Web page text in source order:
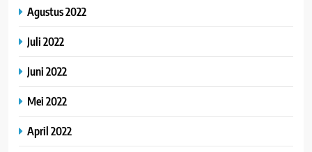
Agustus 2022
Juli 2022
Juni 2022
Mei 2022
April 2022